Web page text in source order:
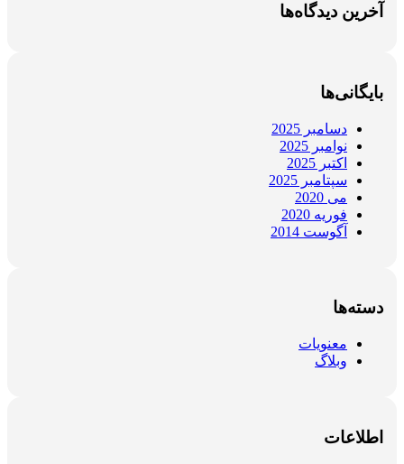
آخرین دیدگاه‌ها
بایگانی‌ها
دسامبر 2025
نوامبر 2025
اکتبر 2025
سپتامبر 2025
می 2020
فوریه 2020
آگوست 2014
دسته‌ها
معنویات
وبلاگ
اطلاعات